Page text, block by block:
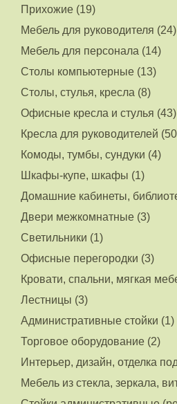
Прихожие (19)
Мебель для руководителя (24)
Мебель для персонала (14)
Столы компьютерные (13)
Столы, стулья, кресла (8)
Офисные кресла и стулья (43)
Кресла для руководителей
Комоды, тумбы, сундуки (4)
Шкафы-купе, шкафы (1)
Домашние кабинеты,
Двери межкомнатные (3)
Светильники (1)
Офисные перегородки (3)
Кровати, спальни, мягкая
Лестницы (3)
Административные стойки (1)
Торговое оборудование (2)
Интерьер, дизайн, отделка
Мебель из стекла, зеркала,